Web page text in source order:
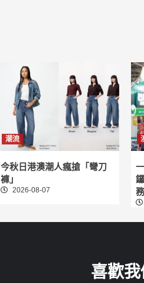
潮流
今秋日港澳潮人瘋搶「彎刀
褲」
2026-08-07
喜歡我